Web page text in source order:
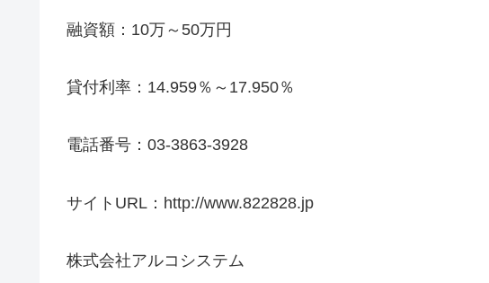
融資額：10万～50万円
貸付利率：14.959％～17.950％
電話番号：03-3863-3928
サイトURL：http://www.822828.jp
株式会社アルコシステム